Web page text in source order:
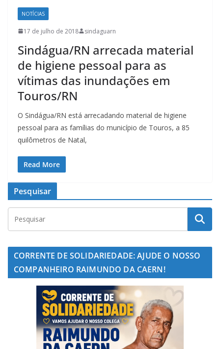
NOTÍCIAS
17 de julho de 2018 sindaguarn
Sindágua/RN arrecada material
de higiene pessoal para as
vítimas das inundações em
Touros/RN
O Sindágua/RN está arrecadando material de higiene
pessoal para as famílias do município de Touros, a 85
quilômetros de Natal,
Read More
Pesquisar
CORRENTE DE SOLIDARIEDADE: AJUDE O NOSSO
COMPANHEIRO RAIMUNDO DA CAERN!